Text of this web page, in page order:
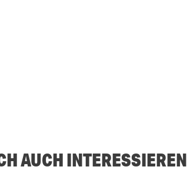
AUCH INTERESSIEREN